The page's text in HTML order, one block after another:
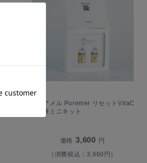
ピュアメル Puremer リセットVitaC
美容液ミニキット
価格 3,600 円
（消費税込：3,960円）